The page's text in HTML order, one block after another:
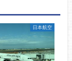
日本航空